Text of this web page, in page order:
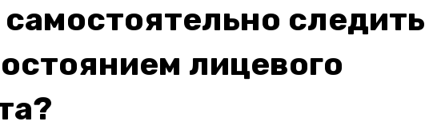
самостоятельно следить
лицевого